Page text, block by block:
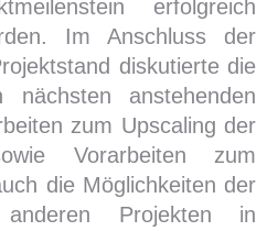
erfolgreich
Im Anschluss der
diskutierte die
anstehenden
zum Upscaling der
Vorarbeiten zum
die Möglichkeiten der
Projekten in